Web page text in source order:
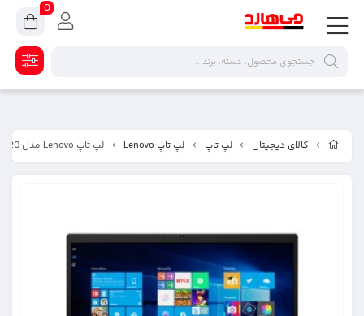
کالای دیجیتال لپ تاپ لپ تاپ Lenovo لپ تاپ Lenovo مدل V15 Cell Gr N4020 ظرفیت 1 ترابایت
0